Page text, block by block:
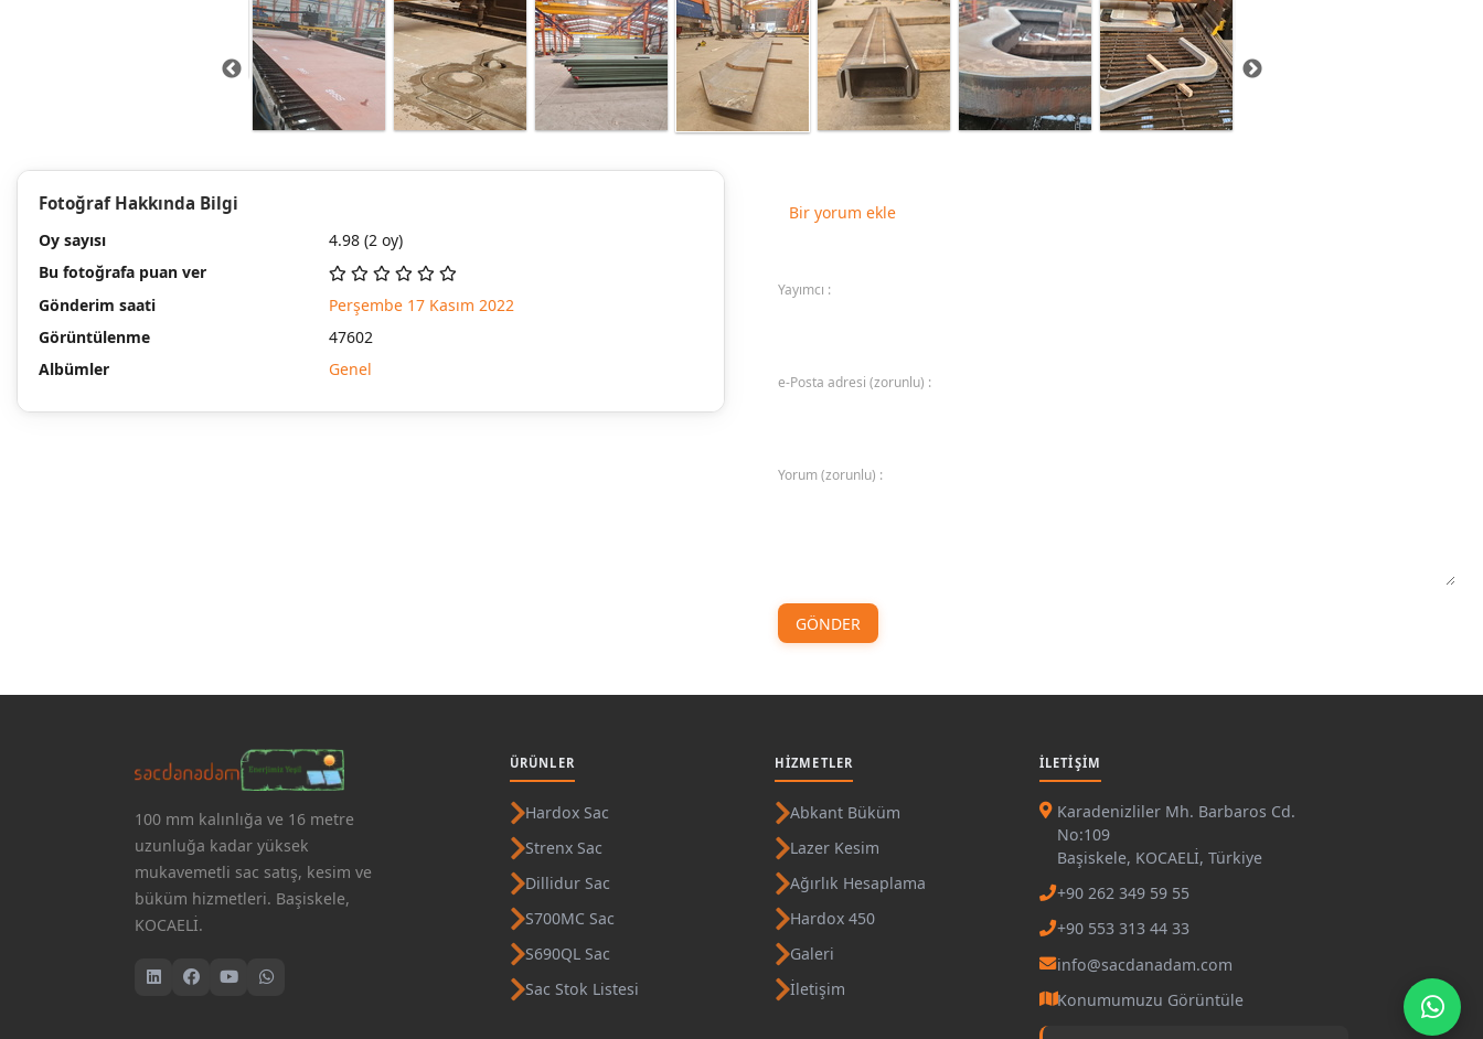
Fotoğraf Hakkında Bilgi
Oy sayısı 4.98 (2 oy)
Bu fotoğrafa puan ver
Gönderim saati
Perşembe 17 Kasım 2022
Görüntülenme
47602
Albümler
Genel
Bir yorum ekle
Yayımcı :
e-Posta adresi (zorunlu) :
Yorum (zorunlu) :
GÖNDER
100 mm kalınlığa ve 16 metre
uzunluğa kadar yüksek
mukavemetli sac satış, kesim ve
büküm hizmetleri. Başiskele,
KOCAELİ.
ÜRÜNLER
Hardox Sac
Strenx Sac
Dillidur Sac
S700MC Sac
S690QL Sac
Sac Stok Listesi
HIZMETLER
Abkant Büküm
Lazer Kesim
Ağırlık Hesaplama
Hardox 450
Galeri
İletişim
İLETIŞIM
Karadenizliler Mh. Barbaros Cd.
No:109
Başiskele, KOCAELİ, Türkiye
+90 262 349 59 55
+90 553 313 44 33
info@sacdanadam.com
Konumumuzu Görüntüle